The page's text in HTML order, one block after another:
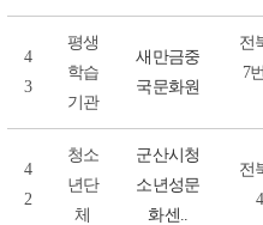
4
3
평생
학습
기관
새만금중
국문화원
전
7
4
2
청소
년단
체
군산시청
소년성문
화센..
전